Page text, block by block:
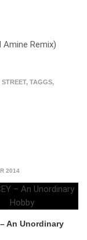
Remix)
STREET, TAGGS,
2014
– An Unordinary